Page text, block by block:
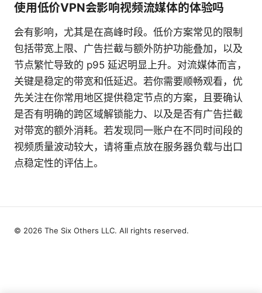
使用低价VPN会影响视频流媒体的体验吗
会有影响，尤其是在高峰时段。低价方案常见的限制
包括带宽上限、广告拦截与额外防护功能叠加，以及
节点繁忙导致的 p95 延迟明显上升。对流媒体而言，
关键是稳定的带宽和低延迟。若你需要顺畅观看，优
先关注在你常用地区提供稳定节点的方案，且要确认
是否有明确的跨区域解锁能力、以及是否有广告拦截
对带宽的额外消耗。若发现同一账户在不同时间段的
视频质量波动较大，请将重点放在服务器负载与出口
点稳定性的评估上。
© 2026 The Six Others LLC. All rights reserved.